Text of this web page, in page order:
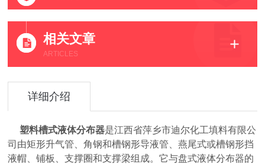
相关文章
ARTICLES
详细介绍
塑料槽式液体分布器是江西省萍乡市迪尔化工填料有限公
司由矩形升气管、角钢和槽钢形导液管、燕尾式或槽钢形挡
液帽、铺板、支撑圈和支撑梁组成。它与盘式液体分布器的